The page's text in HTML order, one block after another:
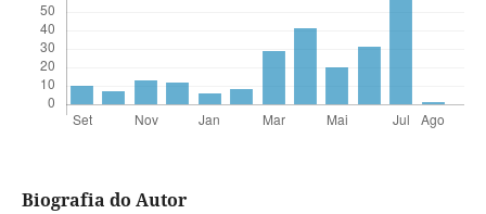
Biografia do Autor